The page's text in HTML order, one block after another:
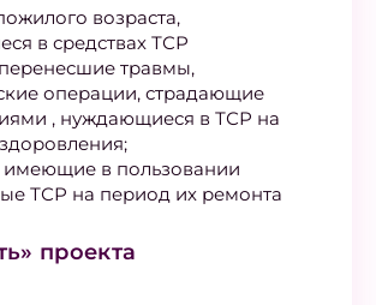
возраста,
в средствах ТСР
травмы,
операции, страдающие
, нуждающиеся в ТСР на
в пользовании
ТСР на период их ремонта
проекта